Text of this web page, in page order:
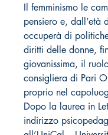
Il femminismo le
pensiero e, dall’età
occuperà di
diritti delle donne,
giovanissima, il
consigliera di Pari
proprio nel
Dopo la laurea in
indirizzo